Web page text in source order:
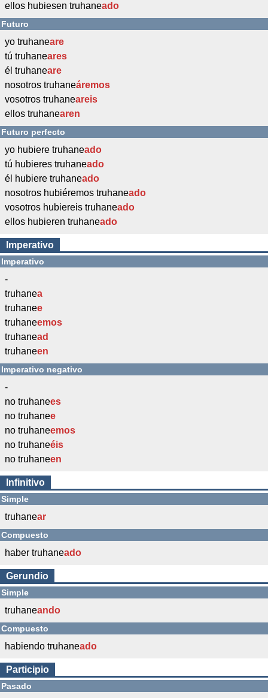
ellos hubiesen truhaneado
Futuro
yo truhaneare
tú truhaneares
él truhaneare
nosotros truhaneáremos
vosotros truhaneareis
ellos truhanearen
Futuro perfecto
yo hubiere truhaneado
tú hubieres truhaneado
él hubiere truhaneado
nosotros hubiéremos truhaneado
vosotros hubiereis truhaneado
ellos hubieren truhaneado
Imperativo
Imperativo
-
truhanea
truhanee
truhaneemos
truhanead
truhaneen
Imperativo negativo
-
no truhanees
no truhanee
no truhaneemos
no truhaneéis
no truhaneen
Infinitivo
Simple
truhanear
Compuesto
haber truhaneado
Gerundio
Simple
truhaneando
Compuesto
habiendo truhaneado
Participio
Pasado